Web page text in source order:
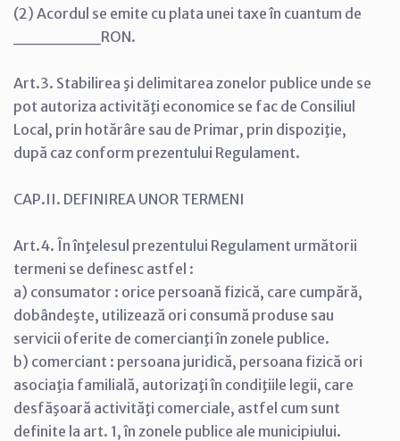
(2) Acordul se emite cu plata unei taxe în cuantum de
_______RON.
Art.3. Stabilirea şi delimitarea zonelor publice unde se
pot autoriza activităţi economice se fac de Consiliul
Local, prin hotărâre sau de Primar, prin dispoziţie,
după caz conform prezentului Regulament.
CAP.II. DEFINIREA UNOR TERMENI
Art.4. În înţelesul prezentului Regulament următorii
termeni se definesc astfel :
a) consumator : orice persoană fizică, care cumpără,
dobândeşte, utilizează ori consumă produse sau
servicii oferite de comercianţi în zonele publice.
b) comerciant : persoana juridică, persoana fizică ori
asociaţia familială, autorizaţi în condiţiile legii, care
desfăşoară activităţi comerciale, astfel cum sunt
definite la art. 1, în zonele publice ale municipiului.